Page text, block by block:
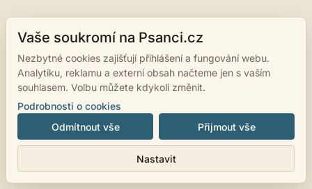
Vaše soukromí na Psanci.cz
Nezbytné cookies zajišťují přihlášení a fungování webu.
Analytiku, reklamu a externí obsah načteme jen s vaším
souhlasem. Volbu můžete kdykoli změnit.
Podrobnosti o cookies
Odmítnout vše
Nastavit
Přijmout vše